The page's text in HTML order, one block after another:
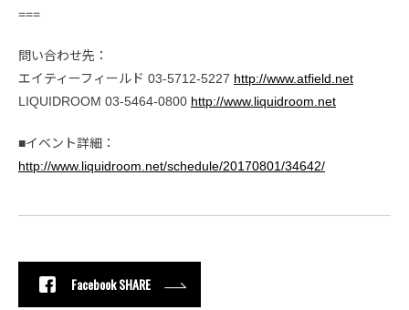
===
問い合わせ先：
エイティーフィールド 03-5712-5227 http://www.atfield.net
LIQUIDROOM 03-5464-0800 http://www.liquidroom.net
■イベント詳細：
http://www.liquidroom.net/schedule/20170801/34642/
Facebook SHARE